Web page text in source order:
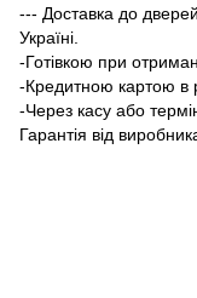
--- Доставка до
Україні.
-Готівкою при
-Кредитною картою в
-Через касу або
Гарантія від